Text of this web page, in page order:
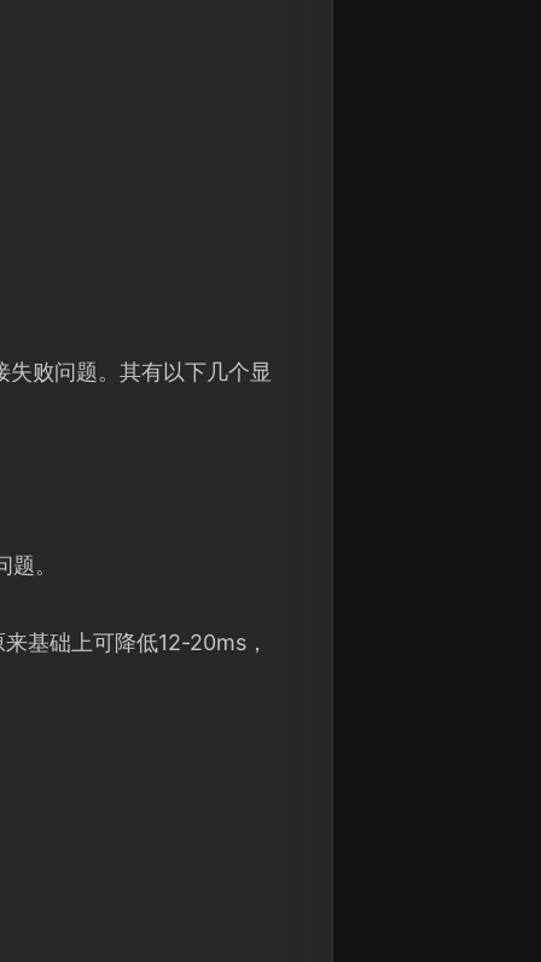
败问题。其有以下几个显
。
基础上可降低12-20ms，